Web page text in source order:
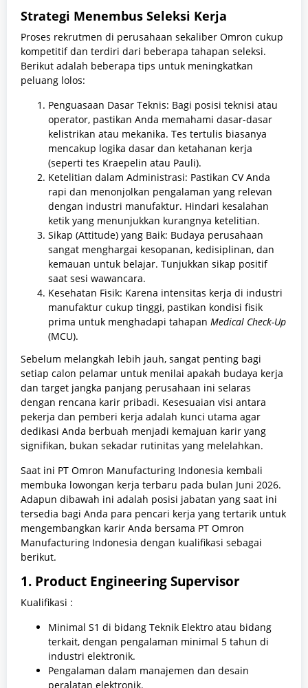
Strategi Menembus Seleksi Kerja
Proses rekrutmen di perusahaan sekaliber Omron cukup
kompetitif dan terdiri dari beberapa tahapan seleksi.
Berikut adalah beberapa tips untuk meningkatkan
peluang lolos:
Penguasaan Dasar Teknis: Bagi posisi teknisi atau
operator, pastikan Anda memahami dasar-dasar
kelistrikan atau mekanika. Tes tertulis biasanya
mencakup logika dasar dan ketahanan kerja
(seperti tes Kraepelin atau Pauli).
Ketelitian dalam Administrasi: Pastikan CV Anda
rapi dan menonjolkan pengalaman yang relevan
dengan industri manufaktur. Hindari kesalahan
ketik yang menunjukkan kurangnya ketelitian.
Sikap (Attitude) yang Baik: Budaya perusahaan
sangat menghargai kesopanan, kedisiplinan, dan
kemauan untuk belajar. Tunjukkan sikap positif
saat sesi wawancara.
Kesehatan Fisik: Karena intensitas kerja di industri
manufaktur cukup tinggi, pastikan kondisi fisik
prima untuk menghadapi tahapan Medical Check-Up
(MCU).
Sebelum melangkah lebih jauh, sangat penting bagi
setiap calon pelamar untuk menilai apakah budaya kerja
dan target jangka panjang perusahaan ini selaras
dengan rencana karir pribadi. Kesesuaian visi antara
pekerja dan pemberi kerja adalah kunci utama agar
dedikasi Anda berbuah menjadi kemajuan karir yang
signifikan, bukan sekadar rutinitas yang melelahkan.
Saat ini PT Omron Manufacturing Indonesia kembali
membuka lowongan kerja terbaru pada bulan Juni 2026.
Adapun dibawah ini adalah posisi jabatan yang saat ini
tersedia bagi Anda para pencari kerja yang tertarik untuk
mengembangkan karir Anda bersama PT Omron
Manufacturing Indonesia dengan kualifikasi sebagai
berikut.
1. Product Engineering Supervisor
Kualifikasi :
Minimal S1 di bidang Teknik Elektro atau bidang
terkait, dengan pengalaman minimal 5 tahun di
industri elektronik.
Pengalaman dalam manajemen dan desain
peralatan elektronik.